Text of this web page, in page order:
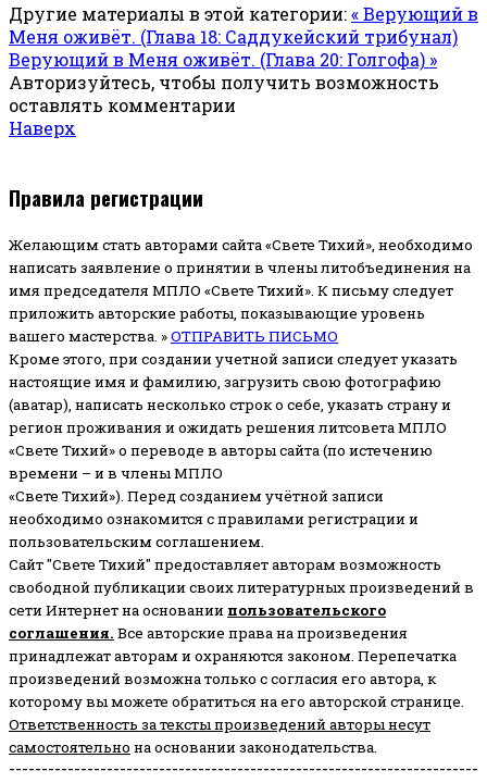
Другие материалы в этой категории:« Верующий в
Меня оживёт. (Глава 18: Саддукейский трибунал)
Верующий в Меня оживёт. (Глава 20: Голгофа) »
Авторизуйтесь, чтобы получить возможность
оставлять комментарии
Наверх
Правила регистрации
Желающим стать авторами сайта «Свете Тихий», необходимо
написать заявление о принятии в члены литобъединения на
имя председателя МПЛО «Свете Тихий». К письму следует
приложить авторские работы, показывающие уровень
вашего мастерства. »ОТПРАВИТЬ ПИСЬМО
Кроме этого, при создании учетной записи следует указать
настоящие имя и фамилию, загрузить свою фотографию
(аватар), написать несколько строк о себе, указать страну и
регион проживания и ожидать решения литсовета МПЛО
«Свете Тихий» о переводе в авторы сайта (по истечению
времени – и в члены МПЛО
«Свете Тихий»). Перед созданием учётной записи
необходимо ознакомится с правилами регистрации и
пользовательским соглашением.
Сайт "Свете Тихий" предоставляет авторам возможность
свободной публикации своих литературных произведений в
сети Интернет на основании пользовательского
соглашения. Все авторские права на произведения
принадлежат авторам и охраняются законом. Перепечатка
произведений возможна только с согласия его автора, к
которому вы можете обратиться на его авторской странице.
Ответственность за тексты произведений авторы несут
самостоятельно на основании законодательства.
------------------------------------------------------------------------